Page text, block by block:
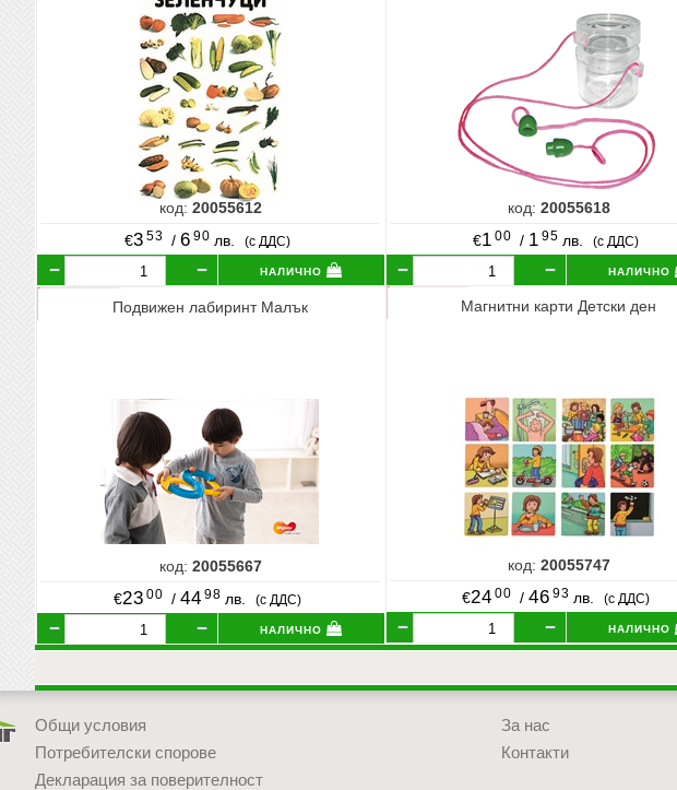
код: 20055612
€3 53 / 6 90 лв. (с ДДС)
налично
код: 20055618
€1 00 / 1 95 лв. (с ДДС)
налично
Подвижен лабиринт Малък
код: 20055667
€23 00 / 44 98 лв. (с ДДС)
налично
Магнитни карти Детски ден
код: 20055747
€24 00 / 46 93 лв. (с ДДС)
налично
Общи условия
Потребителски спорове
Декларация за поверителност
За нас
Контакти